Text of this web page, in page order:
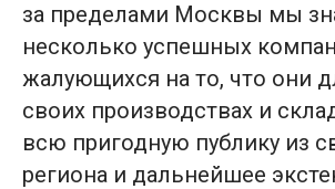
за пределами Москвы мы
несколько успешных
жалующихся на то, что они
своих производствах и
всю пригодную публику из
региона и дальнейшее